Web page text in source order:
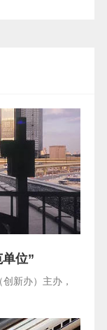
位”
新办）主办，